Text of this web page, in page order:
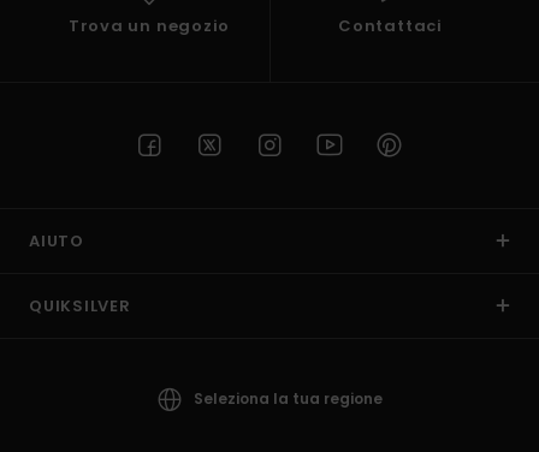
Trova un negozio Contattaci
AIUTO
QUIKSILVER
Seleziona la tua regione